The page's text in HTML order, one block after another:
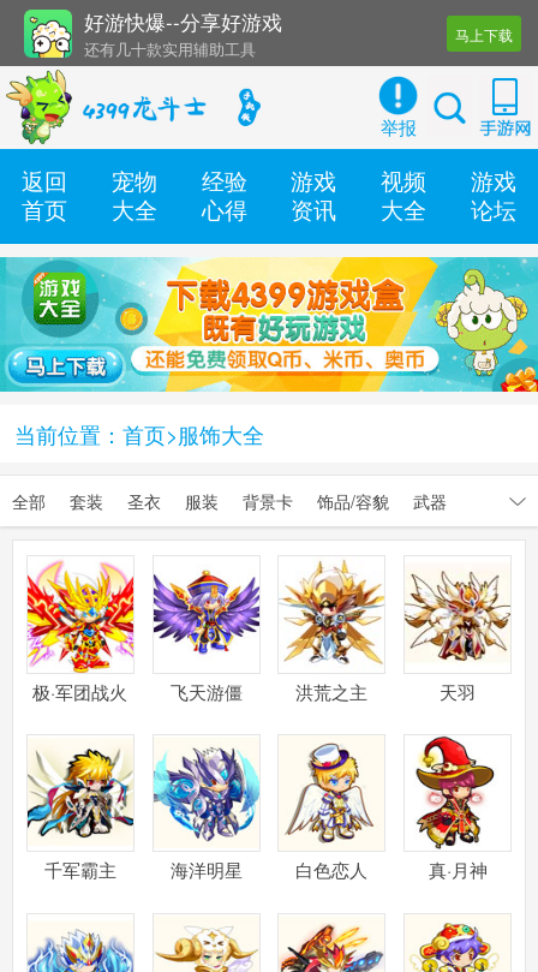
好游快爆--分享好游戏
还有几十款实用辅助工具
海量手游攻略 第一时间更新
马上下载
举报
返回
首页
宠物
大全
经验
心得
游戏
资讯
视频
大全
游戏
论坛
当前位置：首页>服饰大全
全部 套装 圣衣 服装 背景卡 饰品/容貌 武器
极·军团战火 飞天游僵 洪荒之主 天羽
千军霸主 海洋明星 白色恋人 真·月神